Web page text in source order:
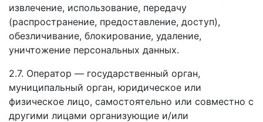
извлечение, использование, передачу
(распространение, предоставление, доступ),
обезличивание, блокирование, удаление,
уничтожение персональных данных.
2.7. Оператор — государственный орган,
муниципальный орган, юридическое или
физическое лицо, самостоятельно или совместно с
другими лицами организующие и/или